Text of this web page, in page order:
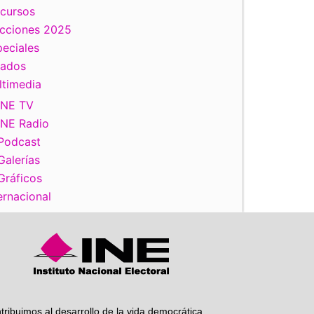
2025
TV
Radio
al desarrollo de la vida democrática